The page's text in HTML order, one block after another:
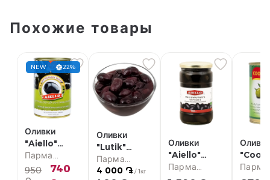
Похожие товары
NEW 22%
Оливки
"Aiello"
черные, без
косточек
Парма
супермаркет
950
740
Оливки
"Lutik"
каламата, с
косточкой кг
Парма
супермаркет
4 000 ֏ / 1кг
Оливки
"Aiello"
черные, с
Парма
Парма